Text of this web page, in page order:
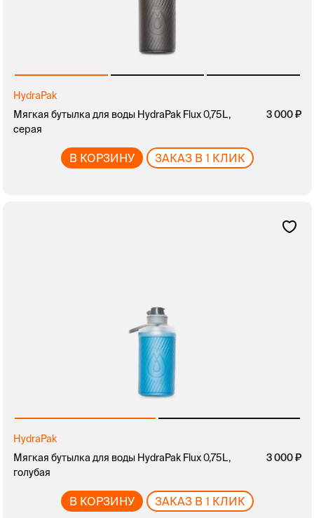
HydraPak
Мягкая бутылка для воды HydraPak Flux 0,75L,
серая
3 000
В КОРЗИНУ ЗАКАЗ В 1 КЛИК
HydraPak
Мягкая бутылка для воды HydraPak Flux 0,75L,
голубая
3 000
В КОРЗИНУ ЗАКАЗ В 1 КЛИК